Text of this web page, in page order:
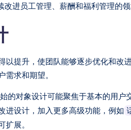
改进员工管理、薪酬和福利管理的领
以提升，使团队能够逐步优化和改
求和期望。
的对象设计可能聚焦于基本的用户
进设计，加入更多高级功能，例如
展。